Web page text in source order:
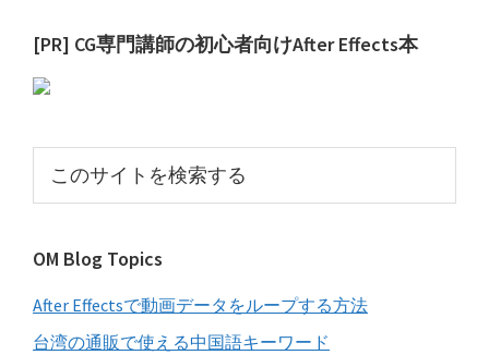
最
初
サ
イ
バ
ー
[PR] CG専門講師の初心者向けAfter Effects本
ト
検
索
OM Blog Topics
After Effectsで動画データをループする方法
台湾の通販で使える中国語キーワード